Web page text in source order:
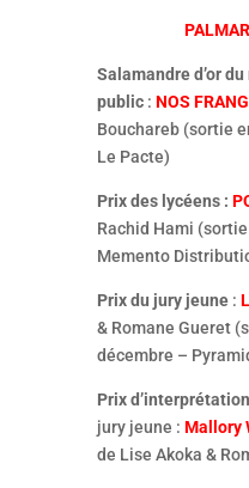
Salamandre d’or
public: NOS
Bouchareb (sortie
Le Pacte)
Prix des lycéens :
Rachid Hami
Memento
Prix du jury jeune:
& Romane Gueret
décembre –
Prix
jury jeune : Mallory
de Lise Akoka &